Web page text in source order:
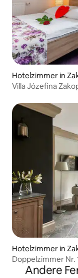
Hotelzimmer in
Villa Józefina
Hotelzimmer in
Doppelzimmer Nr.
Andere